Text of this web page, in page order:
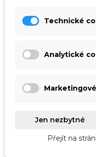
Technické
Analytické
Jen nezbytné
Přejít na